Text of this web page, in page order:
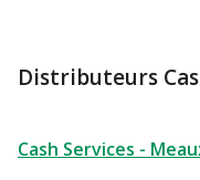
Distributeurs
Cash Services -